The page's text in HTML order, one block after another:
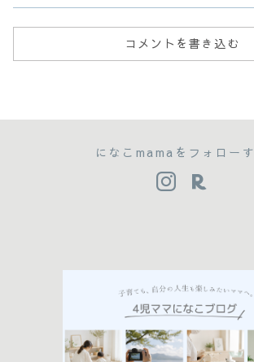
コメントを書き込む
になこmamaをフォロー